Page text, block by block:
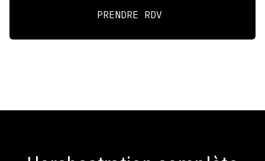
PRENDRE RDV